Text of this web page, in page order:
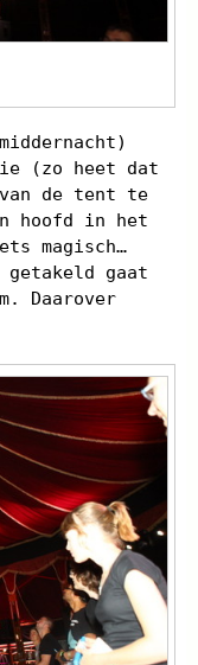
(zo heet dat
van de tent te
hoofd in het
magisch…
getakeld gaat
Daarover